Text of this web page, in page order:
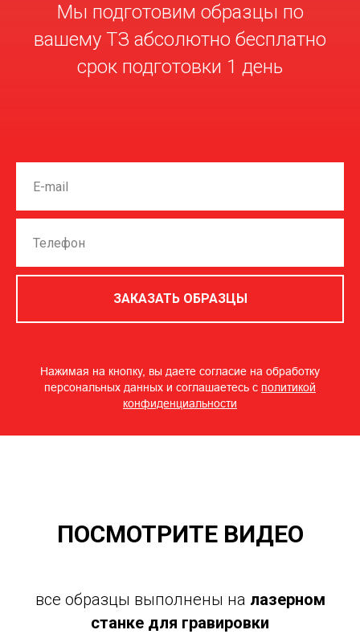
Мы подготовим образцы по
вашему ТЗ абсолютно бесплатно
срок подготовки 1 день
ЗАКАЗАТЬ ОБРАЗЦЫ
Нажимая на кнопку, вы даете согласие на обработку
персональных данных и соглашаетесь c политикой
конфиденциальности
ПОСМОТРИТЕ ВИДЕО
все образцы выполнены на лазерном
станке для гравировки